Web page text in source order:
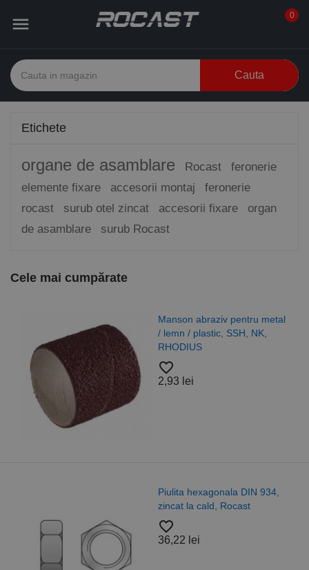
 0
Cauta
Etichete
organe de asamblare Rocast
feronerie
elemente fixare
accesorii montaj
feronerie
rocast
surub otel zincat accesorii fixare
organ
de asamblare
surub Rocast
Cele mai cumpărate
/ lemn / plastic, SSH, NK,
RHODIUS
2,93 lei
36,22 lei